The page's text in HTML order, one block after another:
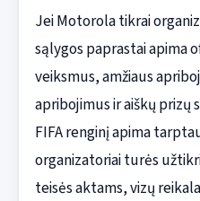
Jei Motorola tikrai
sąlygos paprastai apima
veiksmus, amžiaus
apribojimus ir aiškų prizų
FIFA renginį apima
organizatoriai turės
teisės aktams, vizų